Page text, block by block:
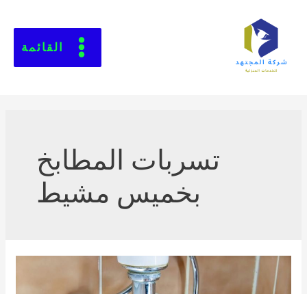
القائمة
تسربات المطابخ
بخميس مشيط